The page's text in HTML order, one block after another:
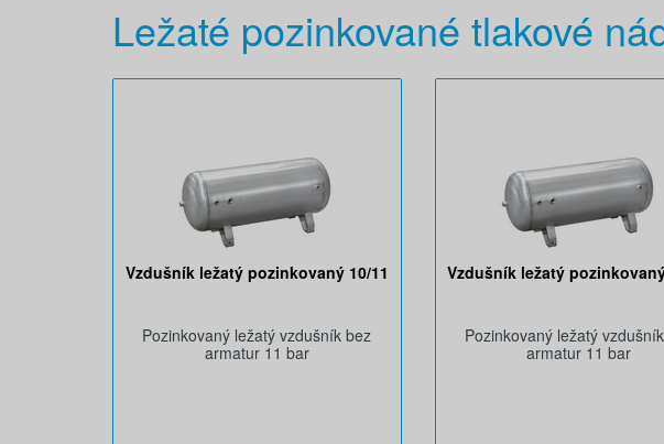
Ležaté pozinkované tlakové
Vzdušník ležatý pozinkovaný 10/11
Pozinkovaný ležatý vzdušník bez
armatur 11 bar
Vzdušník ležatý
Pozinkovaný ležatý
armatur 11 bar